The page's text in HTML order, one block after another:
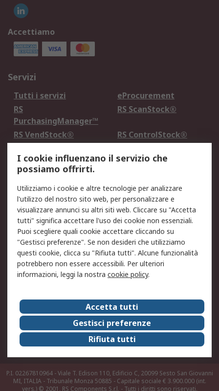
Accettiamo
Servizi
Tutti i servizi
eProcurement
RS
PurchasingManager™
RS ScanStock®
RS VendStock®
RS ControlStock®
Legale
Informativa Cookie
Informativa Privacy -
Aggiornata
Email Security
Termini d'uso
Condizioni di vendita
Condizioni generali di
servizio
Etica e responsabilità
Chi Siamo
Chi Siamo
Contattaci
Supporto
ESG
Carriere
RS Group
Press Centre
Discovery: il Blog di RS
P.I. 02267810964 - Viale T. Edison 110, Edificio C, 20099 Sesto San Giovanni
MI, ITALIA - Tribunale Monza 50885 - Capitale sociale € 3.900.000 (int.
vers.) © 2001, RS Components S.r.l. - Tutti i diritti sono riservati.
I cookie influenzano il servizio che
possiamo offrirti.
Utilizziamo i cookie e altre tecnologie per analizzare
l'utilizzo del nostro sito web, per personalizzare e
visualizzare annunci su altri siti web. Cliccare su "Accetta
tutti" significa accettare l'uso dei cookie non essenziali.
Puoi scegliere quali cookie accettare cliccando su
"Gestisci preferenze". Se non desideri che utilizziamo
questi cookie, clicca su "Rifiuta tutti". Alcune funzionalità
potrebbero non essere accessibili. Per ulteriori
informazioni, leggi la nostra cookie policy.
Accetta tutti
Gestisci preferenze
Rifiuta tutti